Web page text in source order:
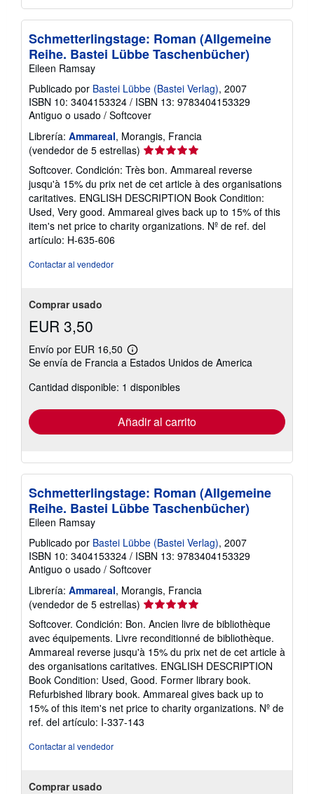
Schmetterlingstage: Roman (Allgemeine
Reihe. Bastei Lübbe Taschenbücher)
Eileen Ramsay
Publicado por Bastei Lübbe (Bastei Verlag), 2007
ISBN 10: 3404153324 / ISBN 13: 9783404153329
Antiguo o usado / Softcover
Librería: Ammareal, Morangis, Francia
(vendedor de 5 estrellas) Calificación
del
vendedor:
5
de
5
estrellas
Softcover. Condición: Très bon. Ammareal reverse
jusqu'à 15% du prix net de cet article à des organisations
caritatives. ENGLISH DESCRIPTION Book Condition:
Used, Very good. Ammareal gives back up to 15% of this
item's net price to charity organizations. Nº de ref. del
artículo: H-635-606
Contactar al vendedor
Comprar usado
EUR 3,50
Envío por EUR 16,50
Más
información
las
tarifas
envío
Se envía de Francia a Estados Unidos de America
Cantidad disponible: 1 disponibles
Añadir al carrito
Schmetterlingstage: Roman (Allgemeine
Reihe. Bastei Lübbe Taschenbücher)
Eileen Ramsay
Publicado por Bastei Lübbe (Bastei Verlag), 2007
ISBN 10: 3404153324 / ISBN 13: 9783404153329
Antiguo o usado / Softcover
Librería: Ammareal, Morangis, Francia
(vendedor de 5 estrellas) Calificación
del
vendedor:
5
de
5
estrellas
Softcover. Condición: Bon. Ancien livre de bibliothèque
avec équipements. Livre reconditionné de bibliothèque.
Ammareal reverse jusqu'à 15% du prix net de cet article à
des organisations caritatives. ENGLISH DESCRIPTION
Book Condition: Used, Good. Former library book.
Refurbished library book. Ammareal gives back up to
15% of this item's net price to charity organizations. Nº de
ref. del artículo: I-337-143
Contactar al vendedor
Comprar usado